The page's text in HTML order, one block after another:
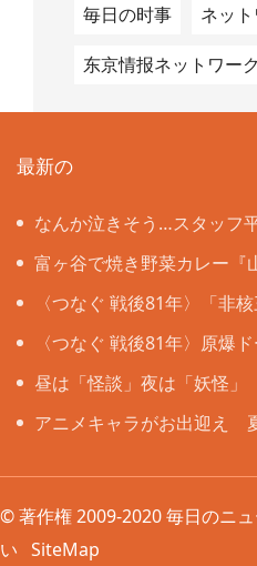
毎日の时事 ネッ
东京情报ネットワーク
最新の
なんか泣きそう…スタッフ
CHA＆Ba-CHA」は年齢の壁
富ヶ谷で焼き野菜カレー『
〈つなぐ 戦後81年〉「非
い」 被爆者ら目黒で「平和
〈つなぐ 戦後81年〉原爆
嵯峨谷梢さん（85） 4歳で
昼は「怪談」夜は「妖怪
端文士村記念館 申し込みは
アニメキャラがお出迎え
© 著作権 2009-2020 毎日のニ
い SiteMap